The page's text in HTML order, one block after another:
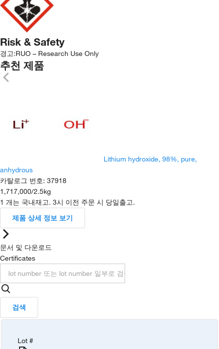
Risk & Safety
경고:RUO – Research Use Only
추천 제품
Lithium hydroxide, 98%, pure,
anhydrous
카탈로그 번호: 37918
1,717,000/2.5kg
1 개는 국내재고. 3시 이전 주문 시 당일출고.
제품 상세 정보 보기
문서 및 다운로드
Certificates
검색
Lot #